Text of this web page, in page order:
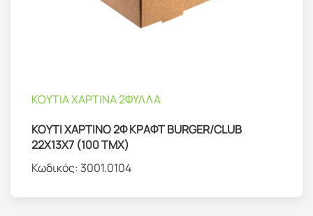
ΚΟΥΤΙΑ ΧΑΡΤΙΝΑ 2ΦΥΛΛΑ
ΚΟΥΤΙ ΧΑΡΤΙΝΟ 2Φ ΚΡΑΦΤ BURGER/CLUB
22Χ13Χ7 (100 ΤΜΧ)
Κωδικός: 3001.0104